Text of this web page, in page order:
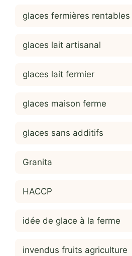
glaces fermières rentables
glaces lait artisanal
glaces lait fermier
glaces maison ferme
glaces sans additifs
Granita
HACCP
idée de glace à la ferme
invendus fruits agriculture